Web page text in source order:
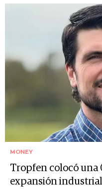
MONEY
Tropfen colocó una
expansión